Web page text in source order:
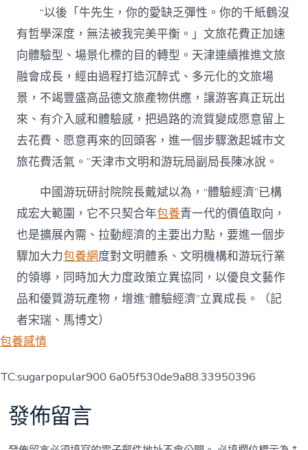
“以後「牛先生，你的愛缺乏彈性。你的千紙鶴沒
有哲學深度，無法被我完美平衡。」文旅花費正加速
向體驗型、場景化標的目的轉型。天津連續推進文旅
融會成長，經由過程打造沉醉式、多元化的文旅場
景，不竭豐盛高品德文旅產物供應，讓游客真正玩出
來、有介入感和體驗感，把過路的流質變成愿意留上
去花費、愿意再來的回頭客，進一個步驟激起城市文
旅花費活氣。”天津市文明和游玩局副局長陳冰說。
中國游玩研討院院長戴斌以為，“體驗經濟”已構
成宏大範圍，它不只契合年包養青一代的價值取向，
也是擴展內需、拉動經濟的主要出力點，要進一個步
驟加大力包養網度對文明體系、文明機構和游玩行業
的領導，同時加大力度政策立異協同，以優良文藝作
品和優質游玩產物，增進“體驗經濟”立異成長。（記
者宋瑞、馬博文）
包養感情
TC:sugarpopular900 6a05f530de9a88.33950396
發佈留言